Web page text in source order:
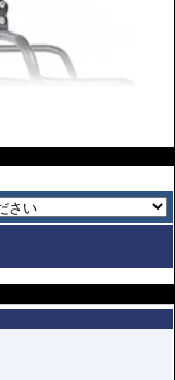
のリスクを最小限に抑
。車種ごとのフレーム強度
の衝撃緩和はもちろん、
自走不能な状態（レッカ
均一で強固な溶接技術。ド
のライダーに選ばれている
す。
ンジンや車体を守るも
ッカーの考え方は少し違
に --